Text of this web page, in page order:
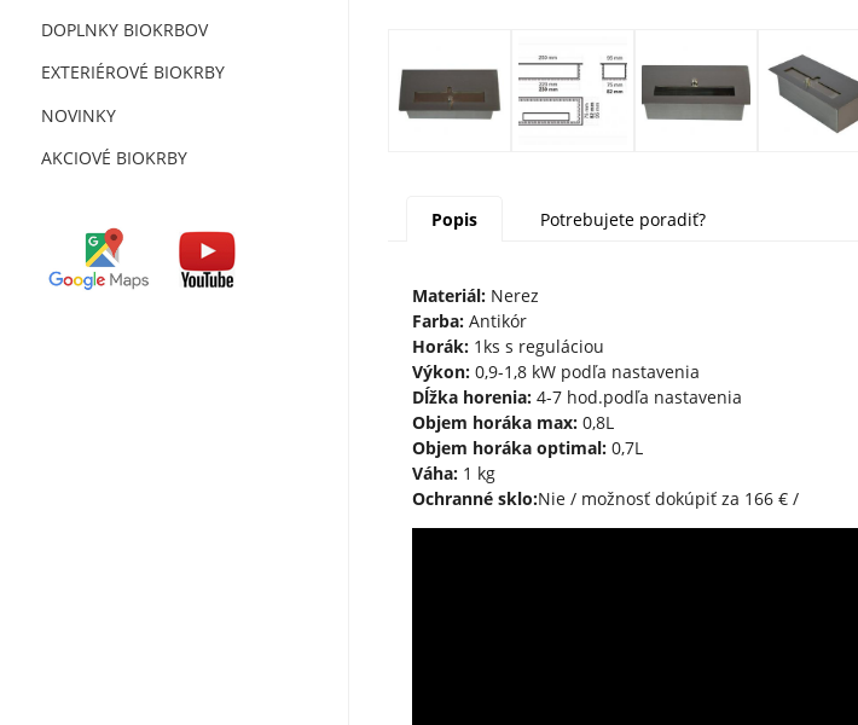
DOPLNKY BIOKRBOV
EXTERIÉROVÉ BIOKRBY
NOVINKY
AKCIOVÉ BIOKRBY
Popis Potrebujete poradiť?
Materiál: Nerez
Farba:Antikór
Horák: 1ks s reguláciou
Výkon: 0,9-1,8 kW podľa nastavenia
Dĺžka horenia:4-7 hod.podľa nastavenia
Objem horáka max:0,8L
Objem horáka optimal: 0,7L
Váha:1 kg
Ochranné sklo:Nie / možnosť dokúpiť za 166 € /